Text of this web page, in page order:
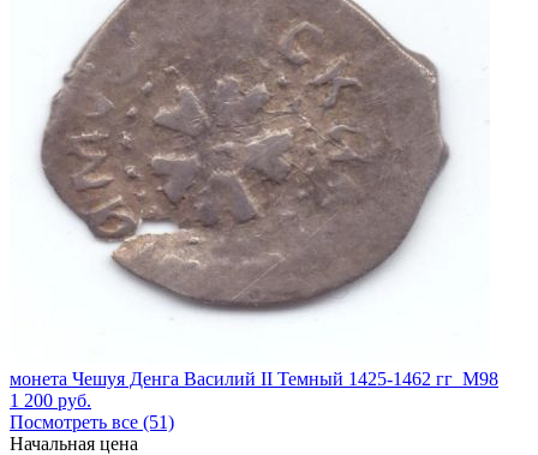
монета Чешуя Денга Василий II Темный 1425-1462 гг_М98
1 200 руб.
Посмотреть все (51)
Начальная цена